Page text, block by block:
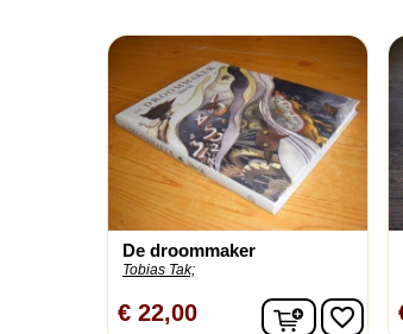
De droommaker
Tobias Tak;
€ 22,00 Infavorite_border